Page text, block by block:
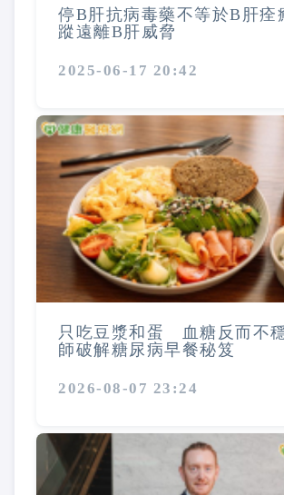
停B肝抗病毒藥不等於B肝痊
蹤遠離B肝威脅
2025-06-17 20:42
只吃豆漿和蛋 血糖反而不
師破解糖尿病早餐秘笈
2026-08-07 23:24